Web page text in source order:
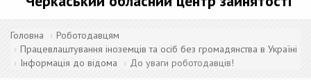
Головна
Роботодавцям
Працевлаштування іноземців та осіб без громадянства в Україні
Інформація до відома
До уваги роботодавців!